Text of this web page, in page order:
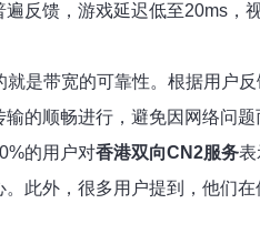
反馈，游戏延迟低至20ms
就是带宽的可靠性。根据用户
的顺畅进行，避免因网络问题
的用户对香港双向CN2服务表
外，很多用户提到，他们